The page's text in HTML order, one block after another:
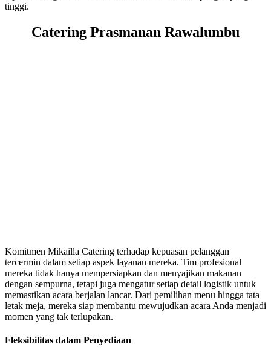
tinggi.
Catering Prasmanan Rawalumbu
Komitmen Mikailla Catering terhadap kepuasan pelanggan
tercermin dalam setiap aspek layanan mereka. Tim profesional
mereka tidak hanya mempersiapkan dan menyajikan makanan
dengan sempurna, tetapi juga mengatur setiap detail logistik untuk
memastikan acara berjalan lancar. Dari pemilihan menu hingga tata
letak meja, mereka siap membantu mewujudkan acara Anda menjadi
momen yang tak terlupakan.
Fleksibilitas dalam Penyediaan